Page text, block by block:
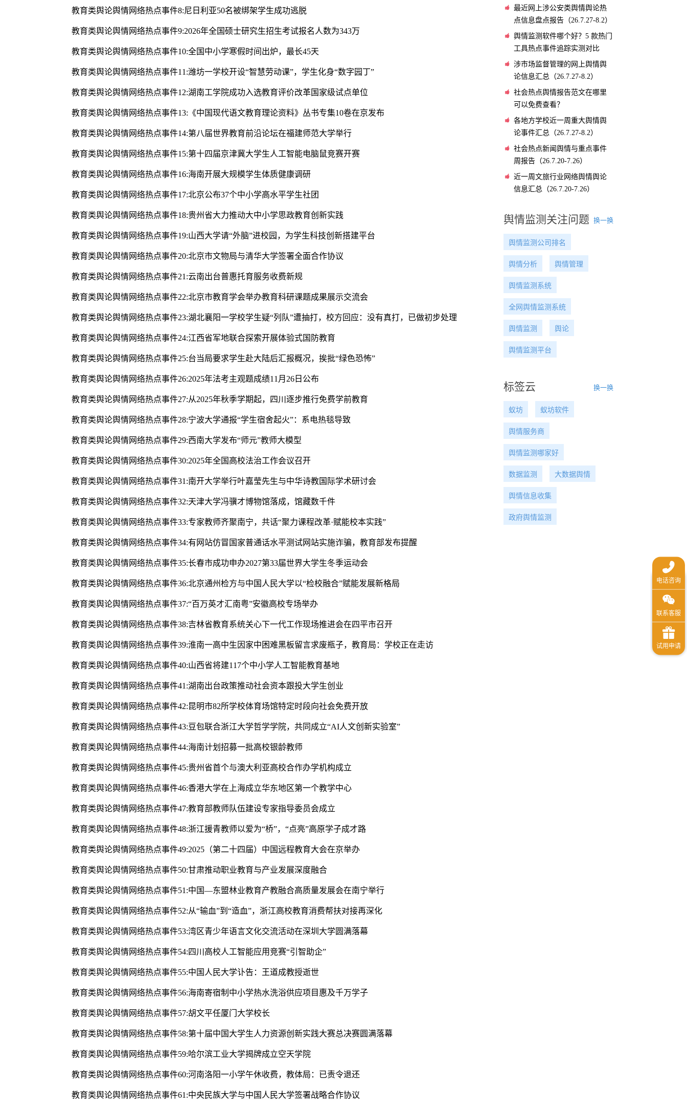
教育类舆论舆情网络热点事件8:尼日利亚50名被绑架学生成功逃脱
教育类舆论舆情网络热点事件9:2026年全国硕士研究生招生考试报名人数为343万
教育类舆论舆情网络热点事件10:全国中小学寒假时间出炉，最长45天
教育类舆论舆情网络热点事件11:潍坊一学校开设“智慧劳动课”，学生化身“数字园丁”
教育类舆论舆情网络热点事件12:湖南工学院成功入选教育评价改革国家级试点单位
教育类舆论舆情网络热点事件13:《中国现代语文教育理论资料》丛书专集10卷在京发布
教育类舆论舆情网络热点事件14:第八届世界教育前沿论坛在福建师范大学举行
教育类舆论舆情网络热点事件15:第十四届京津冀大学生人工智能电脑鼠竞赛开赛
教育类舆论舆情网络热点事件16:海南开展大规模学生体质健康调研
教育类舆论舆情网络热点事件17:北京公布37个中小学高水平学生社团
教育类舆论舆情网络热点事件18:贵州省大力推动大中小学思政教育创新实践
教育类舆论舆情网络热点事件19:山西大学请“外脑”进校园，为学生科技创新搭建平台
教育类舆论舆情网络热点事件20:北京市文物局与清华大学签署全面合作协议
教育类舆论舆情网络热点事件21:云南出台普惠托育服务收费新规
教育类舆论舆情网络热点事件22:北京市教育学会举办教育科研课题成果展示交流会
教育类舆论舆情网络热点事件23:湖北襄阳一学校学生疑“列队”遭抽打，校方回应：没有真打，已做初步处理
教育类舆论舆情网络热点事件24:江西省军地联合探索开展体验式国防教育
教育类舆论舆情网络热点事件25:台当局要求学生赴大陆后汇报概况，挨批“绿色恐怖”
教育类舆论舆情网络热点事件26:2025年法考主观题成绩11月26日公布
教育类舆论舆情网络热点事件27:从2025年秋季学期起，四川逐步推行免费学前教育
教育类舆论舆情网络热点事件28:宁波大学通报“学生宿舍起火”：系电热毯导致
教育类舆论舆情网络热点事件29:西南大学发布“师元”教师大模型
教育类舆论舆情网络热点事件30:2025年全国高校法治工作会议召开
教育类舆论舆情网络热点事件31:南开大学举行叶嘉莹先生与中华诗教国际学术研讨会
教育类舆论舆情网络热点事件32:天津大学冯骥才博物馆落成，馆藏数千件
教育类舆论舆情网络热点事件33:专家教师齐聚南宁，共话“聚力课程改革·赋能校本实践”
教育类舆论舆情网络热点事件34:有网站仿冒国家普通话水平测试网站实施诈骗，教育部发布提醒
教育类舆论舆情网络热点事件35:长春市成功申办2027第33届世界大学生冬季运动会
教育类舆论舆情网络热点事件36:北京通州检方与中国人民大学以“检校融合”赋能发展新格局
教育类舆论舆情网络热点事件37:“百万英才汇南粤”安徽高校专场举办
教育类舆论舆情网络热点事件38:吉林省教育系统关心下一代工作现场推进会在四平市召开
教育类舆论舆情网络热点事件39:淮南一高中生因家中困难黑板留言求废瓶子，教育局：学校正在走访
教育类舆论舆情网络热点事件40:山西省将建117个中小学人工智能教育基地
教育类舆论舆情网络热点事件41:湖南出台政策推动社会资本跟投大学生创业
教育类舆论舆情网络热点事件42:昆明市82所学校体育场馆特定时段向社会免费开放
教育类舆论舆情网络热点事件43:豆包联合浙江大学哲学学院，共同成立“AI人文创新实验室”
教育类舆论舆情网络热点事件44:海南计划招募一批高校银龄教师
教育类舆论舆情网络热点事件45:贵州省首个与澳大利亚高校合作办学机构成立
教育类舆论舆情网络热点事件46:香港大学在上海成立华东地区第一个教学中心
教育类舆论舆情网络热点事件47:教育部教师队伍建设专家指导委员会成立
教育类舆论舆情网络热点事件48:浙江援青教师以爱为“桥”，“点亮”高原学子成才路
教育类舆论舆情网络热点事件49:2025（第二十四届）中国远程教育大会在京举办
教育类舆论舆情网络热点事件50:甘肃推动职业教育与产业发展深度融合
教育类舆论舆情网络热点事件51:中国—东盟林业教育产教融合高质量发展会在南宁举行
教育类舆论舆情网络热点事件52:从“输血”到“造血”，浙江高校教育消费帮扶对接再深化
教育类舆论舆情网络热点事件53:湾区青少年语言文化交流活动在深圳大学圆满落幕
教育类舆论舆情网络热点事件54:四川高校人工智能应用竞赛“引智助企”
教育类舆论舆情网络热点事件55:中国人民大学讣告：王道成教授逝世
教育类舆论舆情网络热点事件56:海南寄宿制中小学热水洗浴供应项目惠及千万学子
教育类舆论舆情网络热点事件57:胡文平任厦门大学校长
教育类舆论舆情网络热点事件58:第十届中国大学生人力资源创新实践大赛总决赛圆满落幕
教育类舆论舆情网络热点事件59:哈尔滨工业大学揭牌成立空天学院
教育类舆论舆情网络热点事件60:河南洛阳一小学午休收费，教体局：已责令退还
教育类舆论舆情网络热点事件61:中央民族大学与中国人民大学签署战略合作协议
最近网上涉公安类舆情舆论热
点信息盘点报告（26.7.27-8.2）
舆情监测软件哪个好？5 款热门
工具热点事件追踪实测对比
涉市场监督管理的网上舆情舆
论信息汇总（26.7.27-8.2）
社会热点舆情报告范文在哪里
可以免费查看？
各地方学校近一周重大舆情舆
论事件汇总（26.7.27-8.2）
社会热点新闻舆情与重点事件
周报告（26.7.20-7.26）
近一周文旅行业网络舆情舆论
信息汇总（26.7.20-7.26）
舆情监测关注问题 换一换
舆情监测公司排名
舆情分析 舆情管理
舆情监测系统
全网舆情监测系统
舆情监测 舆论
舆情监测平台
标签云 换一换
蚁坊 蚁坊软件
舆情服务商
舆情监测哪家好
数据监测 大数据舆情
舆情信息收集
政府舆情监测